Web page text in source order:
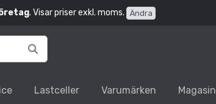
. Visar priser exkl. moms. Ändra
Lastceller Varumärken Magasin